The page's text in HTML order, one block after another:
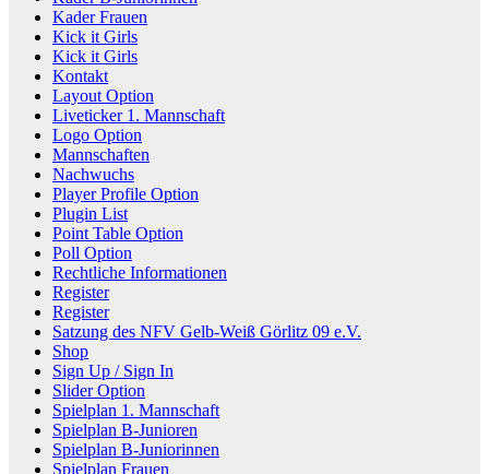
Kader Frauen
Kick it Girls
Kick it Girls
Kontakt
Layout Option
Liveticker 1. Mannschaft
Logo Option
Mannschaften
Nachwuchs
Player Profile Option
Plugin List
Point Table Option
Poll Option
Rechtliche Informationen
Register
Register
Satzung des NFV Gelb-Weiß Görlitz 09 e.V.
Shop
Sign Up / Sign In
Slider Option
Spielplan 1. Mannschaft
Spielplan B-Junioren
Spielplan B-Juniorinnen
Spielplan Frauen